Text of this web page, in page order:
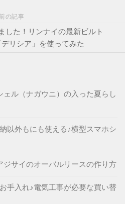
の記事
した！リンナイの最新ビルト
リシア」を使ってみた
ル（ナガウニ）の入った夏らし
以外もにも使える♪横型スマホシ
ジサイのオーバルリースの作り方
手入れ♪電気工事が必要な買い替